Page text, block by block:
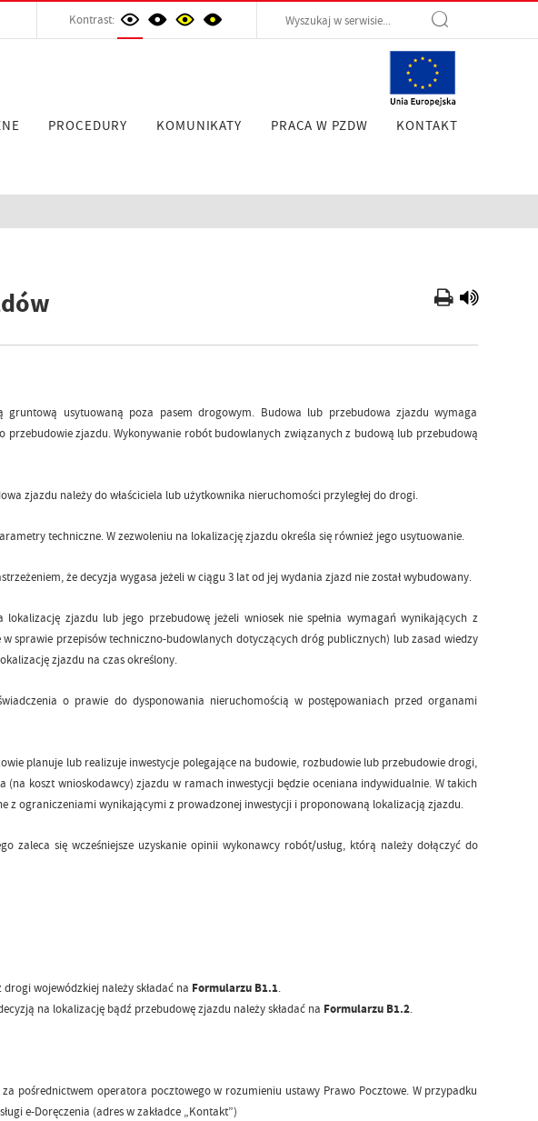
Kontrast:
PROCEDURY KOMUNIKATY PRACA W PZDW KONTAKT
usytuowaną poza pasem drogowym. Budowa lub przebudowa zjazdu wymaga
zjazdu. Wykonywanie robót budowlanych związanych z budową lub przebudową
zjazdu należy do właściciela lub użytkownika nieruchomości przyległej do drogi.
techniczne. W zezwoleniu na lokalizację zjazdu określa się również jego usytuowanie.
że decyzja wygasa jeżeli w ciągu 3 lat od jej wydania zjazd nie został wybudowany.
zjazdu lub jego przebudowę jeżeli wniosek nie spełnia wymagań wynikających z
sprawie przepisów techniczno-budowlanych dotyczących dróg publicznych) lub zasad wiedzy
zjazdu na czas określony.
o prawie do dysponowania nieruchomością w postępowaniach przed organami
planuje lub realizuje inwestycje polegające na budowie, rozbudowie lub przebudowie drogi,
koszt wnioskodawcy) zjazdu w ramach inwestycji będzie oceniana indywidualnie. W takich
z ograniczeniami wynikającymi z prowadzonej inwestycji i proponowaną lokalizacją zjazdu.
zaleca się wcześniejsze uzyskanie opinii wykonawcy robót/usług, którą należy dołączyć do
wojewódzkiej należy składać na Formularzu B1.1.
na lokalizację bądź przebudowę zjazdu należy składać na Formularzu B1.2.
za pośrednictwem operatora pocztowego w rozumieniu ustawy Prawo Pocztowe. W przypadku
e-Doręczenia (adres w zakładce „Kontakt”)